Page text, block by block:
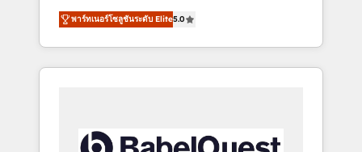
Award - Platform Migration Excellence
HubSpot Impact Award - Platform Excellence
40+ full-time HubSpot professionals. 100s of
certifications and accreditations with
organise that complexity, so your team can
put HubSpot to work... Welcome to our
Profile! We help with: • CRM implementation,
reports, workflows, and team training • CRM
governance for HubSpot-centred operations
พาร์ทเนอร์โซลูชันระดับ Elite5.0